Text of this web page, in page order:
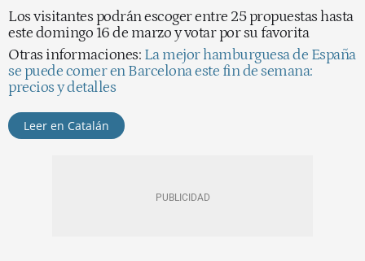
Los visitantes podrán escoger entre 25 propuestas hasta
este domingo 16 de marzo y votar por su favorita
Otras informaciones: La mejor hamburguesa de España
se puede comer en Barcelona este fin de semana:
precios y detalles
Leer en Catalán